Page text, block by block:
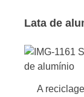
Lata de
A